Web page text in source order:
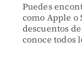
Puedes
como Apple o
descuentos
conoce todos